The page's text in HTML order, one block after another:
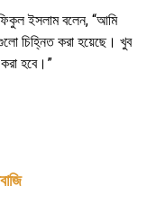
ইসলাম বলেন, “আমি
চিহ্নিত করা হয়েছে। খুব
হবে।”